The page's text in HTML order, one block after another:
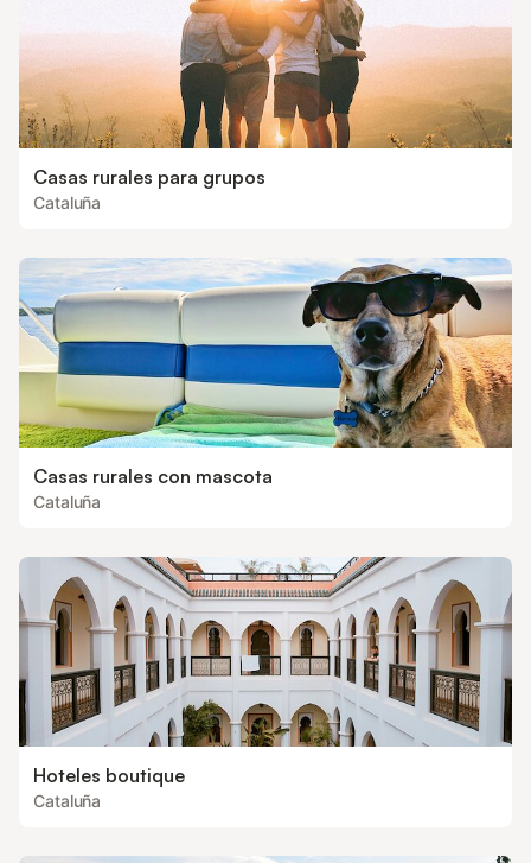
Casas rurales para grupos
Cataluña
Casas rurales con mascota
Cataluña
Hoteles boutique
Cataluña